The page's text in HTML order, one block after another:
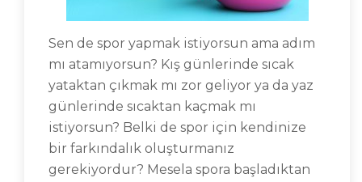
Sen de spor yapmak istiyorsun ama adım
mı atamıyorsun? Kış günlerinde sıcak
yataktan çıkmak mı zor geliyor ya da yaz
günlerinde sıcaktan kaçmak mı
istiyorsun? Belki de spor için kendinize
bir farkındalık oluşturmanız
gerekiyordur? Mesela spora başladıktan